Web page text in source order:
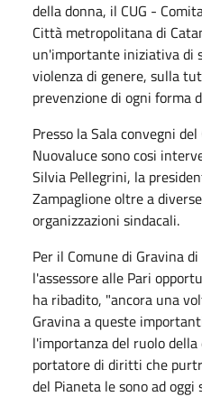
della donna, il CUG -
Città metropolitana di
un'importante iniziativa di
violenza di genere, sulla
prevenzione di ogni forma
Presso la Sala convegni
Nuovaluce sono cosi
Silvia Pellegrini, la
Zampaglione oltre a
organizzazioni sindacali.
Per il Comune di Gravina
l'assessore alle Pari
ha ribadito, "ancora una
Gravina a queste
l'importanza del ruolo
portatore di diritti che
del Pianeta le sono ad